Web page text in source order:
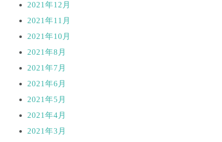
2021年12月
2021年11月
2021年10月
2021年8月
2021年7月
2021年6月
2021年5月
2021年4月
2021年3月